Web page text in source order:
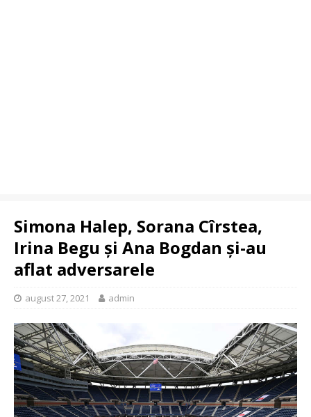
Simona Halep, Sorana Cîrstea,
Irina Begu și Ana Bogdan și-au
aflat adversarele
august 27, 2021 admin